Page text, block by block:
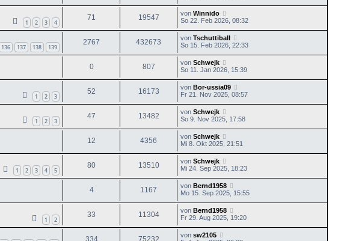
1 2 3 4
71 19547 von Winnido
So 22. Feb 2026, 08:32
136 137 138 139
2767 432673 von Tschuttiball
So 15. Feb 2026, 22:33
0 807 von Schwejk
So 11. Jan 2026, 15:39
1 2 3
52 16173 von Bor-ussia09
Fr 21. Nov 2025, 08:57
1 2 3
47 13482 von Schwejk
So 9. Nov 2025, 17:58
12 4356 von Schwejk
Mi 8. Okt 2025, 21:51
1 2 3 4 5
80 13510 von Schwejk
Mi 24. Sep 2025, 18:23
4 1167 von Bernd1958
Mo 15. Sep 2025, 15:55
1 2
33 11304 von Bernd1958
Fr 29. Aug 2025, 19:20
334 75232 von sw2105